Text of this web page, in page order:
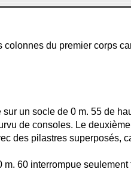
du premier corps
un socle de 0 m. 55 de
de consoles. Le
des pilastres superposés,
60 interrompue